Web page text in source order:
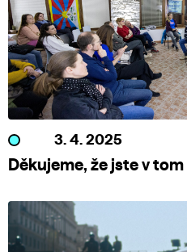
3. 4. 2025
Děkujeme, že jste v